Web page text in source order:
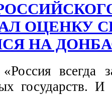
ОЦЕНКУ
НА
всегда
государств. И